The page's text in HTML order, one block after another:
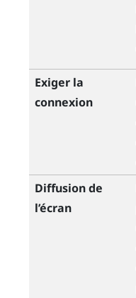
Exiger la
connexion
Diffusion de
l’écran